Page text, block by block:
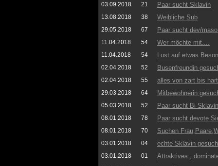
03.09.2018 21 Paar sucht Sklavin
13.08.2018 38 Weibliche Sub
29.05.2018 67 Paar sucht dev/
11.04.2018 54 Wer möchte mit....
11.04.2018 54 Lust auf etwas
02.04.2018 52 Busenfreundin
02.04.2018 55 alles von zart bis
29.03.2018 64 Mitbewohnerin
05.03.2018 52 Paar sucht Bi-
08.01.2018 78 Paar sucht devote
08.01.2018 70 Suchen
03.01.2018 04 echte Sklavin
03.01.2018 01 Attraktives ,